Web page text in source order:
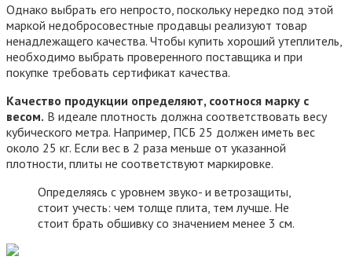
Однако выбрать его непросто, поскольку нередко под этой
маркой недобросовестные продавцы реализуют товар
ненадлежащего качества. Чтобы купить хороший утеплитель,
необходимо выбрать проверенного поставщика и при
покупке требовать сертификат качества.
Качество продукции определяют, соотнося марку с
весом. В идеале плотность должна соответствовать весу
кубического метра. Например, ПСБ 25 должен иметь вес
около 25 кг. Если вес в 2 раза меньше от указанной
плотности, плиты не соответствуют маркировке.
Определяясь с уровнем звуко- и ветрозащиты,
стоит учесть: чем толще плита, тем лучше. Не
стоит брать обшивку со значением менее 3 см.